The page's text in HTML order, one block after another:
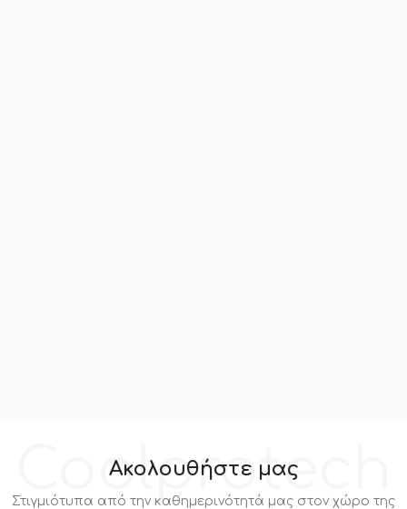
Coolprotech
Ακολουθήστε μας
Στιγμιότυπα από την καθημερινότητά μας στον χώρο της